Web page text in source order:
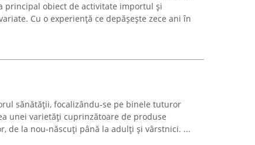
principal obiect de activitate importul și
Cu o experiență ce depășește zece ani în
sănătății, focalizându-se pe binele tuturor
unei varietăți cuprinzătoare de produse
de la nou-născuți până la adulți și vârstnici. ...